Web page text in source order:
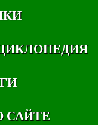
САЙТЕ